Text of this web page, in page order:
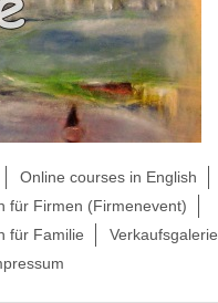
Online courses in English
für Firmen (Firmenevent)
für Familie
Verkaufsgalerie